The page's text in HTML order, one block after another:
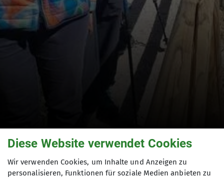
Antoniuskapelle
Diese Website verwendet Cookies
Wir verwenden Cookies, um Inhalte und Anzeigen zu
personalisieren, Funktionen für soziale Medien anbieten zu